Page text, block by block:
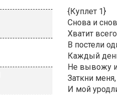
{Куплет 1}
Снова и
Хватит
В постели
Каждый
Не вывожу
Заткни
И мой